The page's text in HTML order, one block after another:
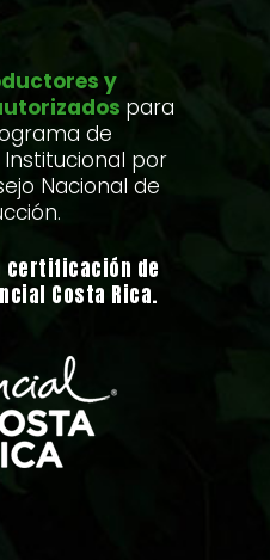
y
para
de
por
Nacional de
certificación de
Costa Rica.